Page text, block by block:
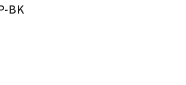
BK